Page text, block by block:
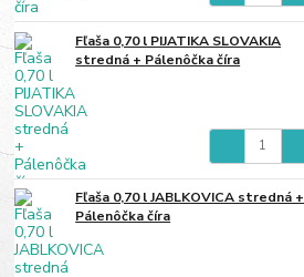
Fľaša 0,70 l PIJATIKA SLOVAKIA
stredná + Pálenôčka číra
Fľaša 0,70 l JABLKOVICA stredná +
Pálenôčka číra